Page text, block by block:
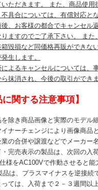
いただきます。 また、商品使
不具合については、有償対応と
、お客様の都合でキャンセル
ますのでご了承下さい。 ま
箱毀損など同価格再販ができな
生します。
よるキャンセルについては、
ら抹消され、今後の取引ができ
に関する注意事項】
除き商品画像と実際のモデル
イナーチェンジにより画像商品
の合併や譲渡などでメーカー
完売表示の製品は、次回の入
様をAC100Vで作動させると
品は、プラスマイナスを逆接
ては、入荷まで２－３週間以